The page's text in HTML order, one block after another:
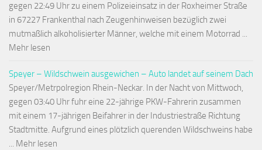
gegen 22:49 Uhr zu einem Polizeieinsatz in der Roxheimer Straße
in 67227 Frankenthal nach Zeugenhinweisen bezüglich zwei
mutmaßlich alkoholisierter Männer, welche mit einem Motorrad ...
Mehr lesen
Speyer – Wildschwein ausgewichen – Auto landet auf seinem Dach
Speyer/Metrpolregion Rhein-Neckar. In der Nacht von Mittwoch,
gegen 03:40 Uhr fuhr eine 22-jährige PKW-Fahrerin zusammen
mit einem 17-jährigen Beifahrer in der Industriestraße Richtung
Stadtmitte. Aufgrund eines plötzlich querenden Wildschweins habe
... Mehr lesen